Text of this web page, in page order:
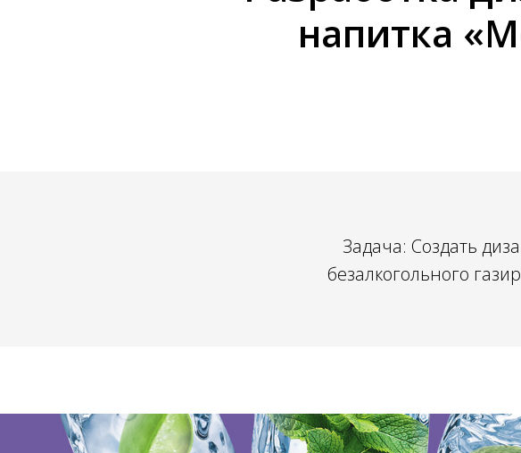
напитка
Задача: Создать
безалкогольного